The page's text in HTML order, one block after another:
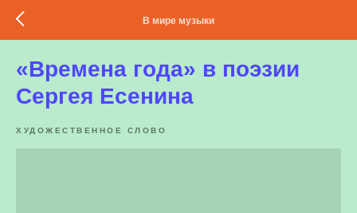
В мире музыки
«Времена года» в поэзии
Сергея Есенина
ХУДОЖЕСТВЕННОЕ СЛОВО